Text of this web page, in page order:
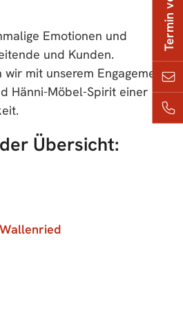
Emotionen und
und Kunden.
mit unserem Engagement
Hänni-Möbel-Spirit einer
Übersicht: